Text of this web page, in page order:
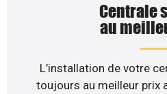
Centrale
au
L’installation de votre
toujours au meilleur prix